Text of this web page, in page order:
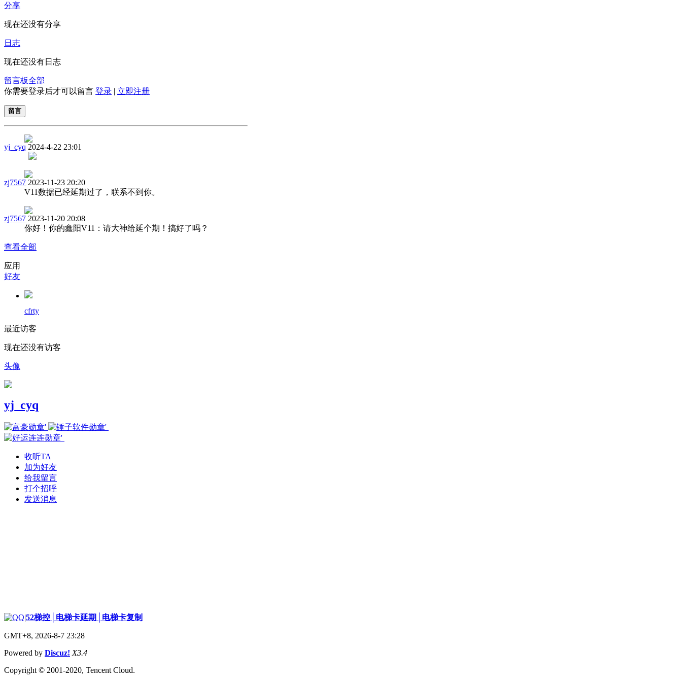
分享
现在还没有分享
日志
现在还没有日志
留言板全部
你需要登录后才可以留言 登录 | 立即注册
留言
yj_cyq 2024-4-22 23:01
zj7567 2023-11-23 20:20
V11数据已经延期过了，联系不到你。
zj7567 2023-11-20 20:08
你好！你的鑫阳V11：请大神给延个期！搞好了吗？
查看全部
应用
好友
cfrty
最近访客
现在还没有访客
头像
yj_cyq
收听TA
加为好友
给我留言
打个招呼
发送消息
|52梯控│电梯卡延期│电梯卡复制
GMT+8, 2026-8-7 23:28
Powered by Discuz! X3.4
Copyright © 2001-2020, Tencent Cloud.